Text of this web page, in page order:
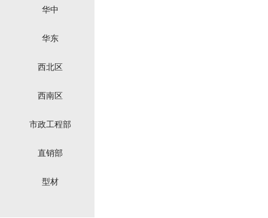
华中
华东
西北区
西南区
市政工程部
直销部
型材